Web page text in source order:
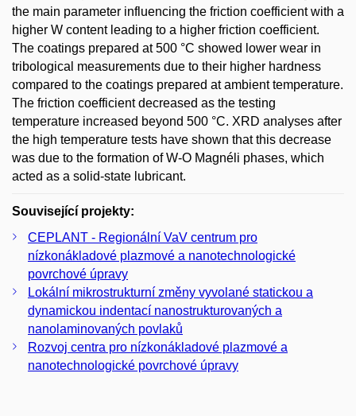
the main parameter influencing the friction coefficient with a
higher W content leading to a higher friction coefficient.
The coatings prepared at 500 °C showed lower wear in
tribological measurements due to their higher hardness
compared to the coatings prepared at ambient temperature.
The friction coefficient decreased as the testing
temperature increased beyond 500 °C. XRD analyses after
the high temperature tests have shown that this decrease
was due to the formation of W-O Magnéli phases, which
acted as a solid-state lubricant.
Související projekty:
CEPLANT - Regionální VaV centrum pro
nízkonákladové plazmové a nanotechnologické
povrchové úpravy
Lokální mikrostrukturní změny vyvolané statickou a
dynamickou indentací nanostrukturovaných a
nanolaminovaných povlaků
Rozvoj centra pro nízkonákladové plazmové a
nanotechnologické povrchové úpravy